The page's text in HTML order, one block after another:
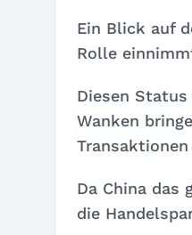
Ein Blick auf
Rolle
Diesen
Wanken
Da China das
die